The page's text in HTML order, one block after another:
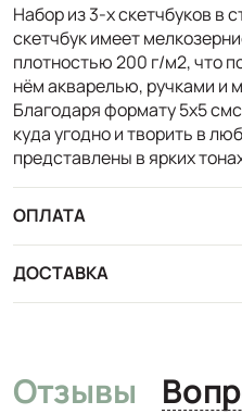
Набор из 3-х скетчбуков в
скетчбук имеет
плотностью 200 г/м2, что
нём акварелью, ручками и
Благодаря формату 5х5
куда угодно и творить в
представлены в ярких
ОПЛАТА
ДОСТАВКА
Отзывы